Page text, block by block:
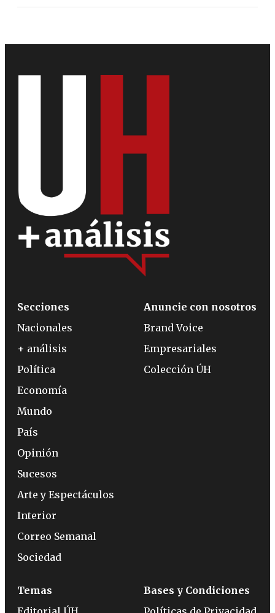
Secciones
Nacionales
+ análisis
Política
Economía
Mundo
País
Opinión
Sucesos
Arte y Espectáculos
Interior
Correo Semanal
Sociedad
Anuncie con nosotros
Brand Voice
Empresariales
Colección ÚH
Temas
Bases y Condiciones